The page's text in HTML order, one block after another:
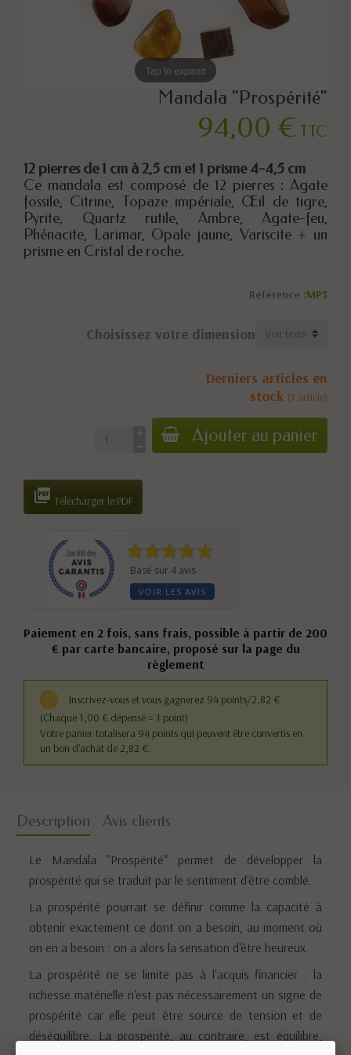
Tap to expand
Mandala "Prospérité"
94,00 € TTC
12 pierres de 1 cm à 2,5 cm et 1 prisme 4-4,5 cm
Ce mandala est composé de 12 pierres : Agate
fossile, Citrine, Topaze impériale, Œil de tigre,
Pyrite, Quartz rutile, Ambre, Agate-feu,
Phénacite, Larimar, Opale jaune, Variscite + un
prisme en Cristal de roche.
Référence :MP3
Choisissez votre dimension
Derniers articles en
stock (1 article)
Ajouter au panier
 Télécharger le PDF
Basé sur 4 avis
VOIR LES AVIS
Paiement en 2 fois, sans frais, possible à partir de 200
€ par carte bancaire, proposé sur la page du
règlement
Inscrivez-vous et vous gagnerez 94 points/2,82 €
(Chaque 1,00 € dépensé = 1 point)
Votre panier totalisera 94 points qui peuvent être convertis en
un bon d'achat de 2,82 €.
Description Avis clients
Le Mandala "Prospérité" permet de développer la
prospérité qui se traduit par le sentiment d'être comblé.
La prospérité pourrait se définir comme la capacité à
obtenir exactement ce dont on a besoin, au moment où
on en a besoin : on a alors la sensation d'être heureux.
La prospérité ne se limite pas à l'acquis financier : la
richesse matérielle n'est pas nécessairement un signe de
prospérité car elle peut être source de tension et de
déséquilibre. La prospérité, au contraire, est équilibre,